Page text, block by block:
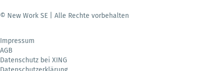
© New Work SE | Alle Rechte vorbehalten
Impressum
AGB
Datenschutz bei XING